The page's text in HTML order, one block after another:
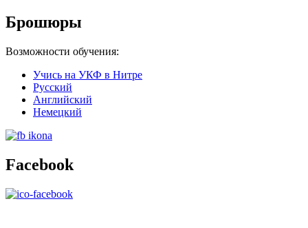
Брошюры
Возможности обучения:
Учись на УКФ в Hитре
Русский
Английский
Немецкий
Facebook